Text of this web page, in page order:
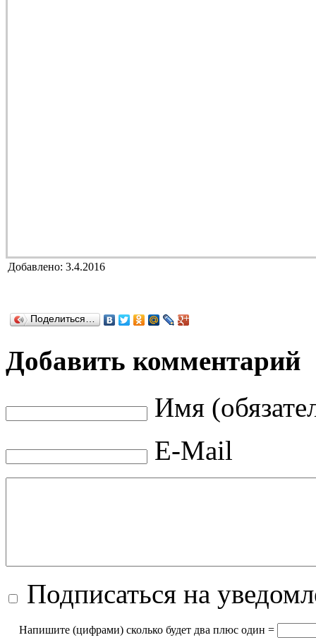
Добавлено: 3.4.2016
Поделиться…
Добавить комментарий
Имя
E-Mail
Подписаться на
Напишите (цифрами) сколько будет два плюc oдин =